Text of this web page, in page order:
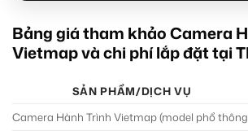
Bảng giá tham khảo Camera
Vietmap và chi phí lắp đặt tại
SẢN PHẨM/DỊCH VỤ
Camera Hành Trình Vietmap (model phổ